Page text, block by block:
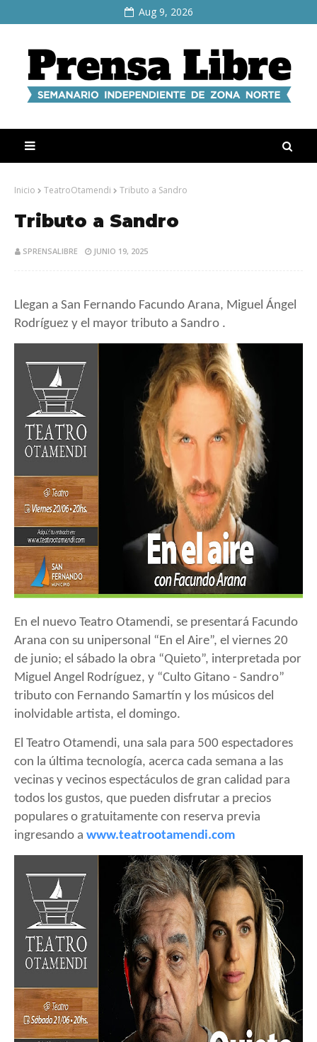
Aug 9, 2026
Inicio TeatroOtamendi Tributo a Sandro
Tributo a Sandro
SPRENSALIBRE JUNIO 19, 2025
Llegan a San Fernando Facundo Arana, Miguel Ángel
Rodríguez y el mayor tributo a Sandro .
En el nuevo Teatro Otamendi, se presentará Facundo
Arana con su unipersonal “En el Aire”, el viernes 20
de junio; el sábado la obra “Quieto”, interpretada por
Miguel Angel Rodríguez, y “Culto Gitano - Sandro”
tributo con Fernando Samartín y los músicos del
inolvidable artista, el domingo.
El Teatro Otamendi, una sala para 500 espectadores
con la última tecnología, acerca cada semana a las
vecinas y vecinos espectáculos de gran calidad para
todos los gustos, que pueden disfrutar a precios
populares o gratuitamente con reserva previa
ingresando a www.teatrootamendi.com